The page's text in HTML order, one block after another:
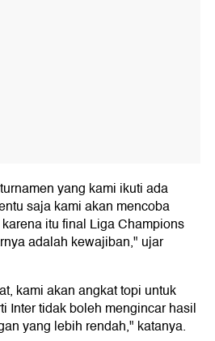
yang kami ikuti ada
saja kami akan mencoba
itu final Liga Champions
adalah kewajiban," ujar
kami akan angkat topi untuk
Inter tidak boleh mengincar hasil
yang lebih rendah," katanya.